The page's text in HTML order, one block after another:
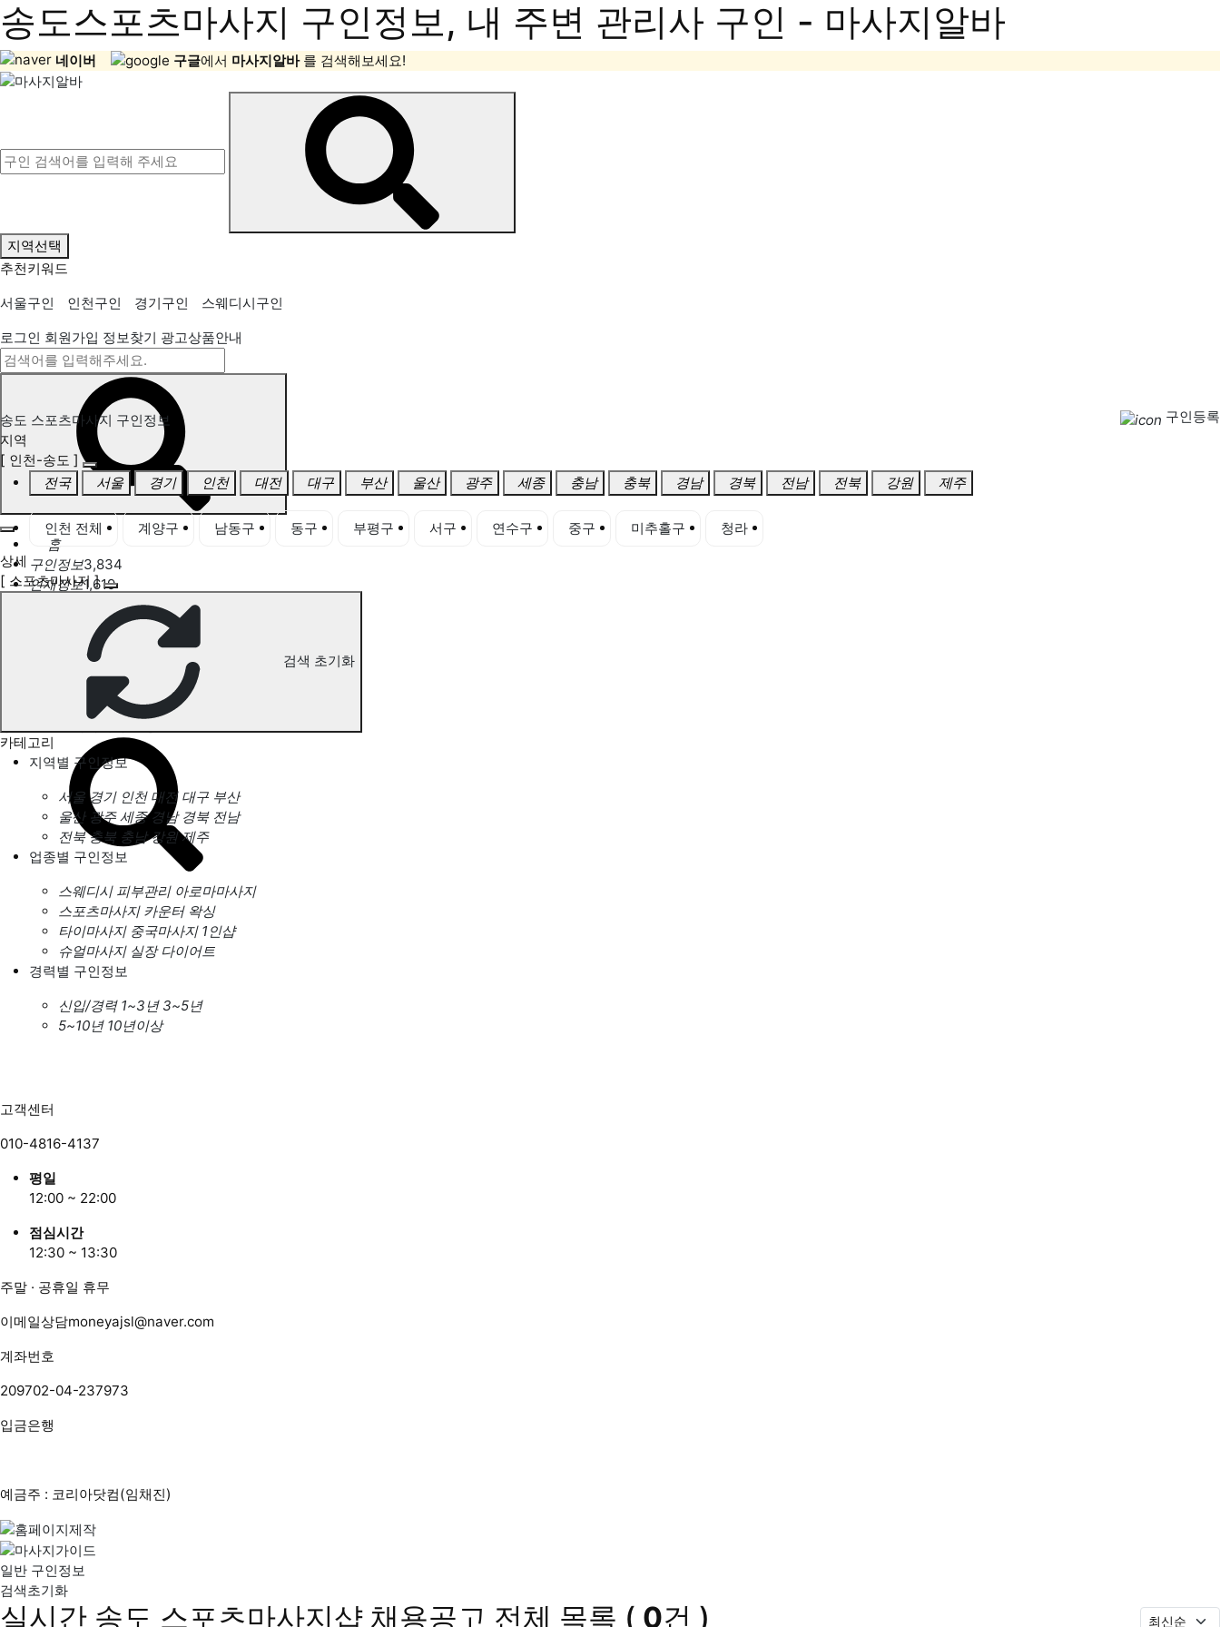
송도스포츠마사지 구인정보, 내 주변 관리사 구인 - 마사지알바
네이버 구글에서 마사지알바 를 검색해보세요!
지역선택
추천키워드
서울구인
인천구인 경기구인
스웨디시구인
로그인 회원가입 정보찾기 광고상품안내
홈
구인정보3,834
인재정보1,619
고객센터
전국업체정보 마사지가이드
업체 서비스 관리
개인 서비스 관리
송도 스포츠마사지 구인정보
구인등록
지역
[ 인천-송도 ]
전국
서울 경기 인천 대전 대구 부산 울산 광주 세종 충남 충북 경남 경북 전남 전북 강원 제주
인천 전체 계양구 남동구 동구 부평구 서구 연수구 중구 미추홀구 청라
상세
[ 스포츠마사지 ]
검색 초기화
카테고리
지역별 구인정보
서울 경기 인천 대전 대구 부산
울산 광주 세종 경남 경북 전남
전북 충북 충남 강원 제주
업종별 구인정보
스웨디시 피부관리 아로마마사지
스포츠마사지 카운터 왁싱
타이마사지 중국마사지 1인샵
슈얼마사지 실장 다이어트
경력별 구인정보
신입/경력 1~3년 3~5년
5~10년 10년이상
고객센터
010-4816-4137
평일
12:00 ~ 22:00
점심시간
12:30 ~ 13:30
주말 · 공휴일 휴무
이메일상담moneyajsl@naver.com
계좌번호
209702-04-237973
입금은행
예금주 : 코리아닷컴(임채진)
일반 구인정보
검색초기화
실시간 송도 스포츠마사지샵 채용공고 전체 목록 ( 0건 )